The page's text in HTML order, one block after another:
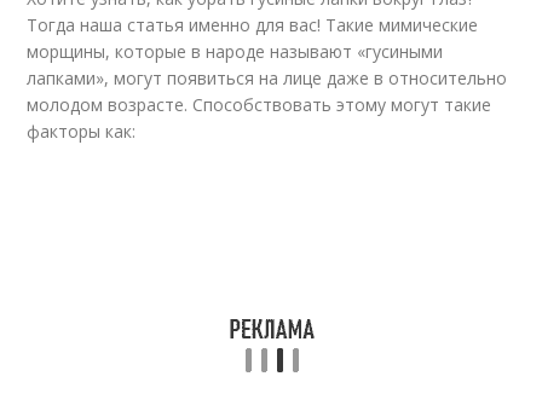
Тогда наша статья именно для вас! Такие мимические
морщины, которые в народе называют «гусиными
лапками», могут появиться на лице даже в относительно
молодом возрасте. Способствовать этому могут такие
факторы как: